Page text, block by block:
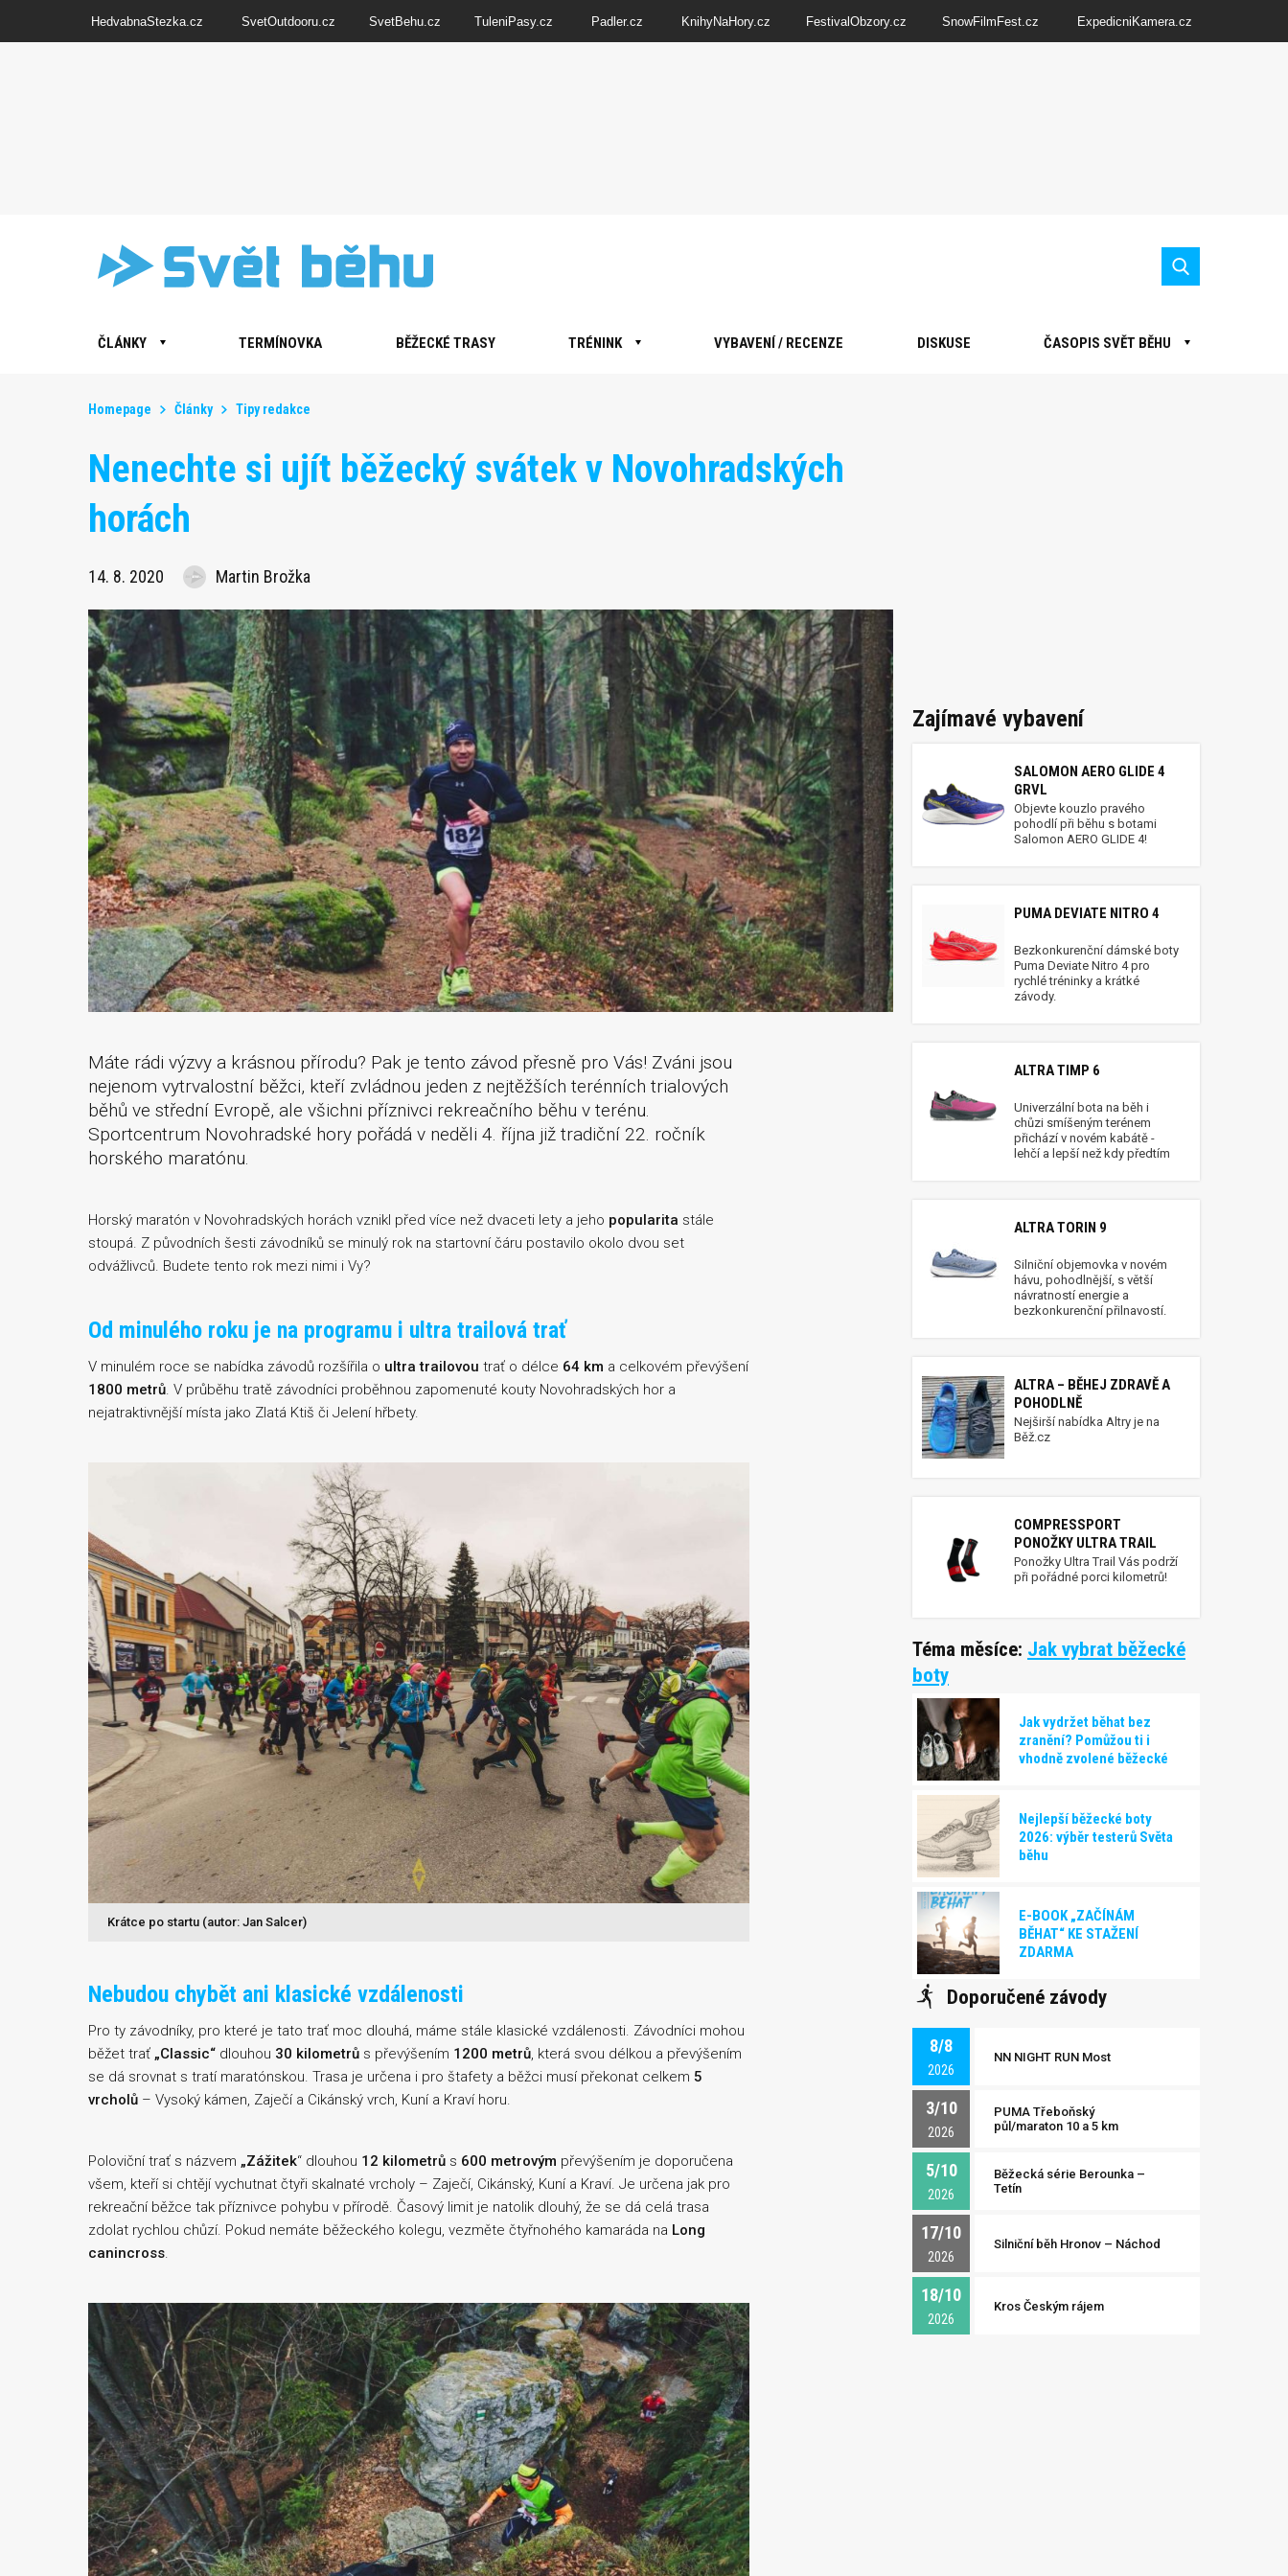
HedvabnaStezka.cz SvetOutdooru.cz SvetBehu.cz TuleniPasy.cz Padler.cz KnihyNaHory.cz FestivalObzory.cz SnowFilmFest.cz ExpedicniKamera.cz
ČLÁNKY TERMÍNOVKA BĚŽECKÉ TRASY TRÉNINK VYBAVENÍ / RECENZE DISKUSE ČASOPIS SVĚT BĚHU
Homepage Články Tipy redakce
Nenechte si ujít běžecký svátek v Novohradských
horách
14. 8. 2020 Martin Brožka
Máte rádi výzvy a krásnou přírodu? Pak je tento závod přesně pro Vás! Zváni jsou
nejenom vytrvalostní běžci, kteří zvládnou jeden z nejtěžších terénních trialových
běhů ve střední Evropě, ale všichni příznivci rekreačního běhu v terénu.
Sportcentrum Novohradské hory pořádá v neděli 4. října již tradiční 22. ročník
horského maratónu.
Horský maratón v Novohradských horách vznikl před více než dvaceti lety a jeho popularita stále
stoupá. Z původních šesti závodníků se minulý rok na startovní čáru postavilo okolo dvou set
odvážlivců. Budete tento rok mezi nimi i Vy?
Od minulého roku je na programu i ultra trailová trať
V minulém roce se nabídka závodů rozšířila o ultra trailovou trať o délce 64 km a celkovém převýšení
1800 metrů. V průběhu tratě závodníci proběhnou zapomenuté kouty Novohradských hor a
nejatraktivnější místa jako Zlatá Ktiš či Jelení hřbety.
Krátce po startu (autor: Jan Salcer)
Nebudou chybět ani klasické vzdálenosti
Pro ty závodníky, pro které je tato trať moc dlouhá, máme stále klasické vzdálenosti. Závodníci mohou
běžet trať „Classic“ dlouhou 30 kilometrů s převýšením 1200 metrů, která svou délkou a převýšením
se dá srovnat s tratí maratónskou. Trasa je určena i pro štafety a běžci musí překonat celkem 5
vrcholů – Vysoký kámen, Zaječí a Cikánský vrch, Kuní a Kraví horu.
Poloviční trať s názvem „Zážitek“ dlouhou 12 kilometrů s 600 metrovým převýšením je doporučena
všem, kteří si chtějí vychutnat čtyři skalnaté vrcholy – Zaječí, Cikánský, Kuní a Kraví. Je určena jak pro
rekreační běžce tak příznivce pohybu v přírodě. Časový limit je natolik dlouhý, že se dá celá trasa
zdolat rychlou chůzí. Pokud nemáte běžeckého kolegu, vezměte čtyřnohého kamaráda na Long
canincross.
Zajímavé vybavení
SALOMON AERO GLIDE 4
GRVL
Objevte kouzlo pravého
pohodlí při běhu s botami
Salomon AERO GLIDE 4!
PUMA DEVIATE NITRO 4
Bezkonkurenční dámské boty
Puma Deviate Nitro 4 pro
rychlé tréninky a krátké
závody.
ALTRA TIMP 6
Univerzální bota na běh i
chůzi smíšeným terénem
přichází v novém kabátě -
lehčí a lepší než kdy předtím
ALTRA TORIN 9
Silniční objemovka v novém
hávu, pohodlnější, s větší
návratností energie a
bezkonkurenční přilnavostí.
ALTRA – BĚHEJ ZDRAVĚ A
POHODLNĚ
Nejširší nabídka Altry je na
Běž.cz
COMPRESSPORT
PONOŽKY ULTRA TRAIL
Ponožky Ultra Trail Vás podrží
při pořádné porci kilometrů!
Téma měsíce: Jak vybrat běžecké
boty
Jak vydržet běhat bez
zranění? Pomůžou ti i
vhodně zvolené běžecké
Nejlepší běžecké boty
2026: výběr testerů Světa
běhu
E-BOOK „ZAČÍNÁM
BĚHAT“ KE STAŽENÍ
ZDARMA
Doporučené závody
8/8
2026
NN NIGHT RUN Most
3/10
2026
PUMA Třeboňský
půl/maraton 10 a 5 km
5/10
2026
Běžecká série Berounka –
Tetín
17/10
2026
Silniční běh Hronov – Náchod
18/10
2026
Kros Českým rájem